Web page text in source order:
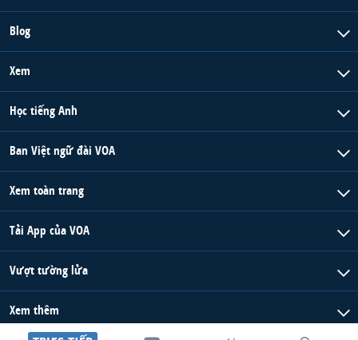
Blog
Xem
Học tiếng Anh
Ban Việt ngữ đài VOA
Xem toàn trang
Tải App của VOA
Vượt tường lửa
Xem thêm